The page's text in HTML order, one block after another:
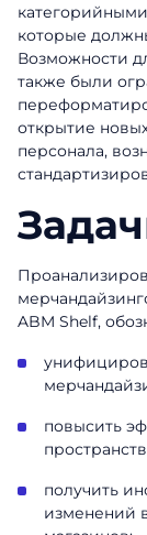
которые
Возможности
также были
открытие
персонала,
ABM Shelf,
повысить
получить
изменений